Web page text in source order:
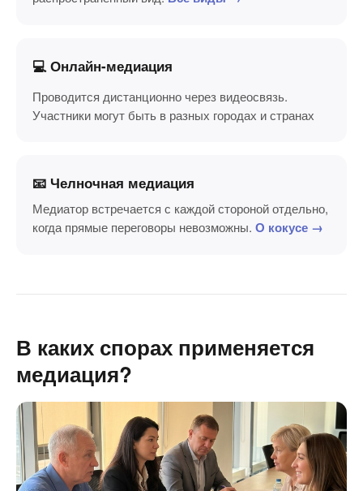
💻 Онлайн-медиация
Проводится дистанционно через видеосвязь.
Участники могут быть в разных городах и странах
📧 Челночная медиация
Медиатор встречается с каждой стороной отдельно,
когда прямые переговоры невозможны. О кокусе →
В каких спорах применяется
медиация?